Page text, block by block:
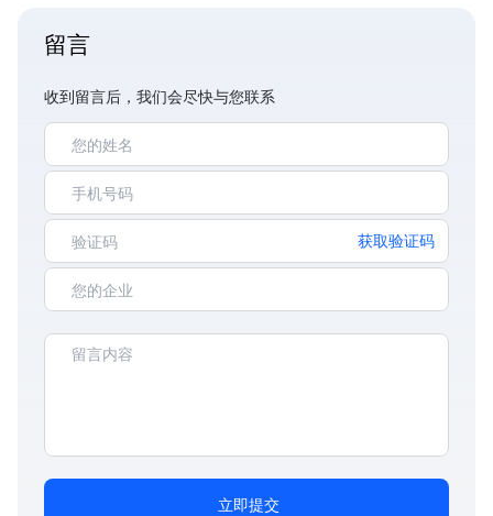
留言
收到留言后，我们会尽快与您联系
获取验证码
立即提交